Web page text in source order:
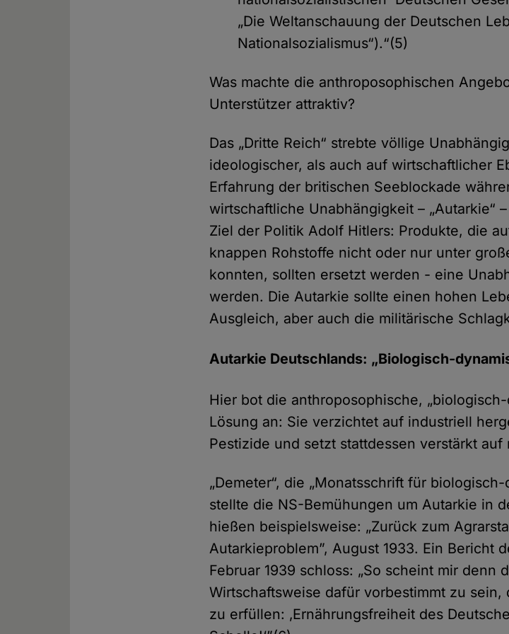
„Die Weltanschauung der Deutschen
Nationalsozialismus“).“(5)
Was machte die anthroposophischen
Unterstützer attraktiv?
Das „Dritte Reich“ strebte völlige
ideologischer, als auch auf wirtschaftlicher
Erfahrung der britischen Seeblockade
wirtschaftliche Unabhängigkeit – „Autarkie“
Ziel der Politik Adolf Hitlers: Produkte, die
knappen Rohstoffe nicht oder nur unter
konnten, sollten ersetzt werden - eine
werden. Die Autarkie sollte einen hohen
Ausgleich, aber auch die militärische
Autarkie Deutschlands: „Biologisch-
Hier bot die anthroposophische,
Lösung an: Sie verzichtet auf industriell
Pestizide und setzt stattdessen verstärkt
„Demeter“, die „Monatsschrift für
stellte die NS-Bemühungen um Autarkie in
hießen beispielsweise: „Zurück zum
Autarkieproblem”, August 1933. Ein Bericht
Februar 1939 schloss: „So scheint mir denn
Wirtschaftsweise dafür vorbestimmt zu
zu erfüllen: ‚Ernährungsfreiheit des